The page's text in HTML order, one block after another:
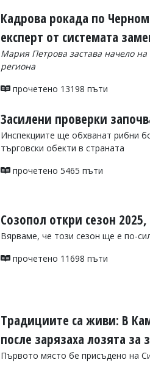
Кадрова рокада по
експерт от системата
Мария Петрова застава начело
региона
прочетено 13198 пъти
Засилени проверки
Инспекциите ще обхванат рибни
търговски обекти в страната
прочетено 5465 пъти
Созопол откри сезон
Вярваме, че този сезон ще е по-
прочетено 11698 пъти
Традициите са живи: В
после зарязаха лозята
Първото място бе присъдено на